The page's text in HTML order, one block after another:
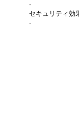
-
セキュリティ効
-